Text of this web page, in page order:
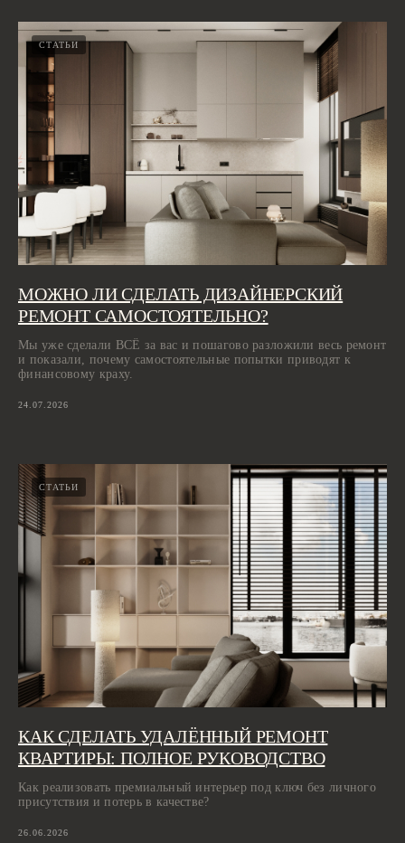
СТАТЬИ
МОЖНО ЛИ СДЕЛАТЬ ДИЗАЙНЕРСКИЙ
РЕМОНТ САМОСТОЯТЕЛЬНО?
Мы уже сделали ВСЁ за вас и пошагово разложили весь ремонт
и показали, почему самостоятельные попытки приводят к
финансовому краху.
24.07.2026
СТАТЬИ
КАК СДЕЛАТЬ УДАЛЁННЫЙ РЕМОНТ
КВАРТИРЫ: ПОЛНОЕ РУКОВОДСТВО
Как реализовать премиальный интерьер под ключ без личного
присутствия и потерь в качестве?
26.06.2026